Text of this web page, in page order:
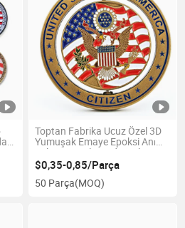
Toptan Fabrika Ucuz Özel 3D
Yumuşak Emaye Epoksi Anı
Askeri Kartal Meydan Okuma
Madalyası
$0,35-0,85/Parça
50 Parça(MOQ)